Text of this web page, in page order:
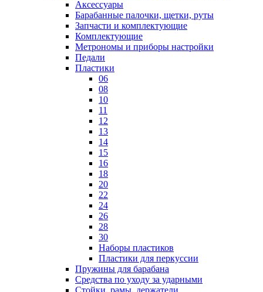
Аксессуары
Барабанные палочки, щетки, руты
Запчасти и комплектующие
Комплектующие
Метрономы и приборы настройки
Педали
Пластики
06
08
10
11
12
13
14
15
16
18
20
22
24
26
28
30
Наборы пластиков
Пластики для перкуссии
Пружины для барабана
Средства по уходу за ударными
Стойки, рамы, держатели